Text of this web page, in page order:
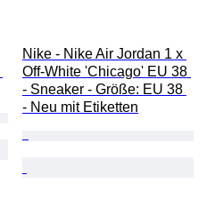
Nike - Nike Air Jordan 1 x
Off-White 'Chicago' EU 38
- Sneaker - Größe: EU 38
- Neu mit Etiketten